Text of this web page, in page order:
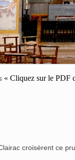
« Cliquez sur le PDF
croisèrent ce